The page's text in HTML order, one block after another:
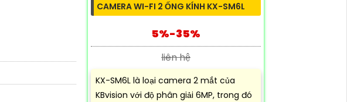
CAMERA WI-FI 2 ỐNG KÍNH KX-SM6L
5%-35%
liên hệ
KX-SM6L là loại camera 2 mắt của
KBvision với độ phân giải 6MP, trong đó